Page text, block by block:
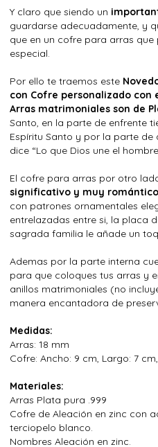
Y claro que siendo un
guardarse adecuadamente, y
que en un cofre para arras
especial.
Por ello te traemos este
con Cofre personalizado con
Arras matrimoniales son de
Santo, en la parte de enfrente
Espíritu Santo y por la parte
dice “Lo que Dios une el
El cofre para arras por otro
significativo y muy romántico
con patrones ornamentales
entrelazadas entre si, la placa
sagrada familia le añade un
Ademas por la parte interna
para que coloques tus arras y
anillos matrimoniales (no
manera encantadora de
Medidas:
Arras: 18 mm
Cofre: Ancho: 9 cm, Largo: 7
Materiales:
Arras Plata pura .999
Cofre de Aleación en zinc con
terciopelo blanco.
Nombres Aleación en zinc.